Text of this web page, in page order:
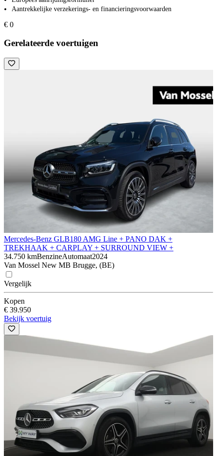
Aantrekkelijke verzekerings- en financieringsvoorwaarden
€ 0
Gerelateerde voertuigen
Mercedes-Benz GLB180 AMG Line + PANO DAK +
TREKHAAK + CARPLAY + SURROUND VIEW +
34.750 kmBenzineAutomaat2024
Van Mossel New MB Brugge, (BE)
Vergelijk
Kopen
€ 39.950
Bekijk voertuig